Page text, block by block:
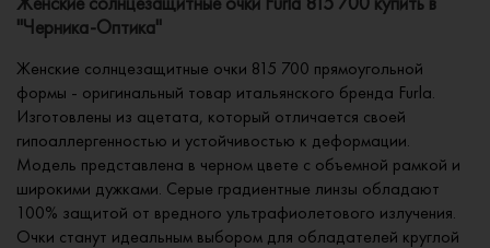
"Черника-Оптика"
Женские солнцезащитные очки 815 700 прямоугольной
формы - оригинальный товар итальянского бренда Furla.
Изготовлены из ацетата, который отличается своей
гипоаллергенностью и устойчивостью к деформации.
Модель представлена в черном цвете с объемной рамкой и
широкими дужками. Серые градиентные линзы обладают
100% защитой от вредного ультрафиолетового излучения.
Очки станут идеальным выбором для обладателей круглой